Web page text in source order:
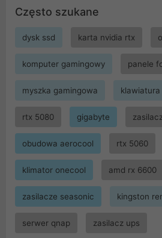
Często szukane
dysk ssd karta nvidia rtx
komputer gamingowy panele
myszka gamingowa
rtx 5080 gigabyte
obudowa aerocool rtx 5060
klimator onecool amd rx 6600
zasilacze seasonic kingston
serwer qnap zasilacz ups